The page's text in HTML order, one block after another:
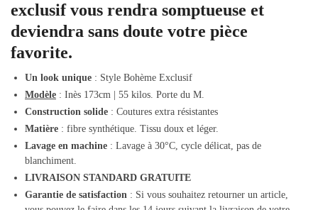
exclusif vous rendra somptueuse et
deviendra sans doute votre pièce
favorite.
Un look unique : Style Bohème Exclusif
Modèle : Inès 173cm | 55 kilos. Porte du M.
Construction solide : Coutures extra résistantes
Matière : fibre synthétique. Tissu doux et léger.
Lavage en machine : Lavage à 30°C, cycle délicat, pas de
blanchiment.
LIVRAISON STANDARD GRATUITE
Garantie de satisfaction : Si vous souhaitez retourner un article,